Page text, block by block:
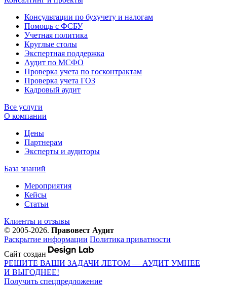
Консультации по бухучету и налогам
Помощь с ФСБУ
Учетная политика
Круглые столы
Экспертная поддержка
Аудит по МСФО
Проверка учета по госконтрактам
Проверка учета ГОЗ
Кадровый аудит
Все услуги
О компании
Цены
Партнерам
Эксперты и аудиторы
База знаний
Мероприятия
Кейсы
Статьи
Клиенты и отзывы
© 2005-2026. Правовест Аудит
Раскрытие информации Политика приватности
Сайт создан
РЕШИТЕ ВАШИ ЗАДАЧИ ЛЕТОМ — АУДИТ УМНЕЕ
И ВЫГОДНЕЕ!
Получить спецпредложение